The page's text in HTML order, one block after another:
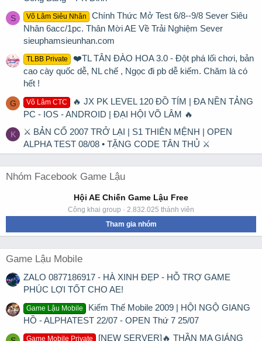
S Võ Lâm Siêu Nhân
Chính Thức Mở Test 6/8--9/8 Sever Siêu
Nhân 6acc/1pc. Thân Mời AE Về Trải Nghiệm Sever
sieuphamsieunhan.com
TLBB Private
❤️TL TÂN ĐÀO HOA 3.0 - Đột phá lối chơi, bản
cao cày quốc dễ, NL chế , Ngọc đi pb dễ kiếm. Chăm là có
hết !
G Võ Lâm CTC
🔥 JX PK LEVEL 120 ĐỒ TÍM | ĐA NỀN TẢNG
PC - IOS - ANDROID | ĐẠI HỘI VÕ LÂM 🔥
K
⚔ BẢN CỔ 2007 TRỞ LẠI | S1 THIÊN MỆNH | OPEN
ALPHA TEST 08/08 • TẶNG CODE TÂN THỦ ⚔
Nhóm Facebook Game Lậu
Hội AE Chiến Game Lậu Free
Công khai group · 2.832.025 thành viên
Tham gia nhóm
Game Lậu Mobile
ZALO 0877186917 - HÀ XINH ĐẸP - HỖ TRỢ GAME
PHÚC LỢI TỐT CHO AE!
Game Lậu Mobile
Kiếm Thế Mobile 2009 | HỘI NGỘ GIANG
HỒ - ALPHATEST 22/07 - OPEN Thứ 7 25/07
Game Mobile Private [NEW SERVER]🔥 THẦN MA GIÁNG